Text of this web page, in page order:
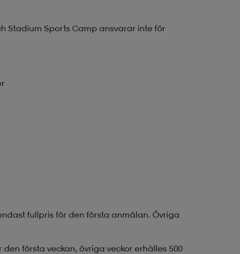
Stadium Sports Camp ansvarar inte för
fullpris för den första anmälan. Övriga
första veckan, övriga veckor erhålles 500